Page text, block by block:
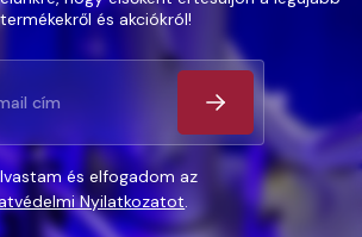
termékekről és akciókról!
és elfogadom az
Nyilatkozatot.